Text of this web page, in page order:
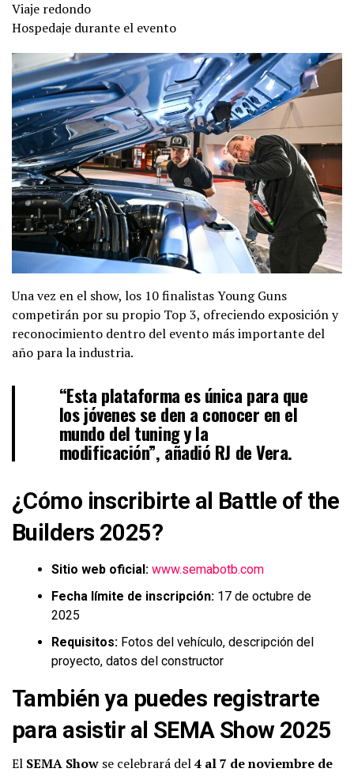
Viaje redondo
Hospedaje durante el evento
Una vez en el show, los 10 finalistas Young Guns
competirán por su propio Top 3, ofreciendo exposición y
reconocimiento dentro del evento más importante del
año para la industria.
“Esta plataforma es única para que
los jóvenes se den a conocer en el
mundo del tuning y la
modificación”, añadió RJ de Vera.
¿Cómo inscribirte al Battle of the
Builders 2025?
Sitio web oficial: www.semabotb.com
Fecha límite de inscripción: 17 de octubre de
2025
Requisitos: Fotos del vehículo, descripción del
proyecto, datos del constructor
También ya puedes registrarte
para asistir al SEMA Show 2025
El SEMA Show se celebrará del4 al 7 de noviembre de